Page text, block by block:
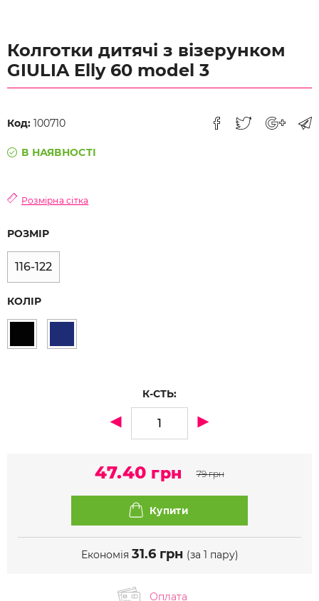
Колготки дитячі з візерунком
GIULIA Elly 60 model 3
Код: 100710
В НАЯВНОСТІ
Розмірна сітка
РОЗМІР
116-122
КОЛІР
К-СТЬ:
47.40 грн 79грн
Економія 31.6 грн (за 1 пару)
Оплата